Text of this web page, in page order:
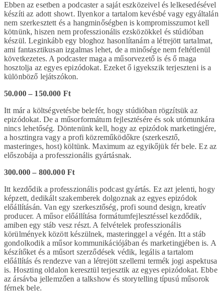
Ebben az esetben a podcaster a saját eszközeivel és lelkesedésével
készíti az adott showt. Ilyenkor a tartalom kevésbé vagy egyáltalán
nem szerkesztett és a hangminőségben is kompromisszumot kell
kötnünk, hiszen nem professzionális ezsközökkel és stúdióban
készül. Leginkább egy bloghoz hasonlítanám a létrejött tartalmat,
ami fantasztikusan izgalmas lehet, de a minősége nem feltétlenül
következetes. A podcaster maga a műsorvezető is és ő maga
hosztolja az egyes epizódokat. Ezeket ő igyekszik terjeszteni is a
különböző lejátszókon.
50.000 – 150.000 Ft
Itt már a költségvetésbe belefér, hogy stúdióban rögzítsük az
epizódokat. De a műsorformátum fejlesztésére és sok utómunkára
nincs lehetőség. Döntenünk kell, hogy az epizódok marketingjére,
a hosztingra vagy a profi közreműködőkre (szerkesztő,
masteringes, host) költünk. Maximum az egyikőjük fér bele. Ez az
előszobája a professzionális gyártásnak.
300.000 – 800.000 Ft
Itt kezdődik a professzionális podcast gyártás. Ez azt jelenti, hogy
képzett, dedikált szakemberek dolgoznak az egyes epizódok
előállításán. Van egy szerkesztőség, profi sound design, kreatív
producer. A műsor előállítása formátumfejlesztéssel kezdődik,
amiben egy stáb vesz részt. A felvételek professzionális
körülmények között készülnek, masteringgel a végén. Itt a stáb
gondolkodik a műsor kommunikációjában és marketingjében is. A
készítőket és a műsort szerződések védik, legális a tartalom
előállítás és rendezve van a létrejött szellemi termék jogi aspektusa
is. Hoszting oldalon keresztül terjesztik az egyes epizódokat. Ebbe
az ársávba jellemzően a talkshow és storytelling típusú műsorok
férnek bele.